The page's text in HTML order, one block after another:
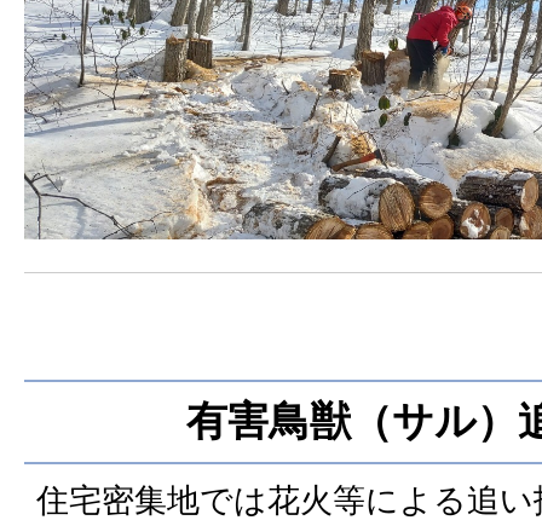
有害鳥獣（サル）
住宅密集地では花火等による追